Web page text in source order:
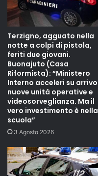
Terzigno, agguato nella
notte a colpi di pistola,
feriti due giovani.
Buonajuto (Casa
Riformista): “Ministero
Interno acceleri su arrivo
nuove unità operative e
videosorveglianza. Ma il
vero investimento è nella
scuola”
3 Agosto 2026